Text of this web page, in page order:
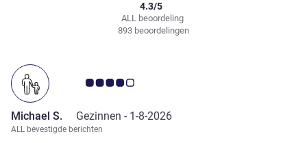
ALL beoordeling
4.3/5
893 beoordelingen
Avis-klantbeoordeling 4.0/5
Michael S. Gezinnen - 1-8-2026
ALL bevestigde berichten